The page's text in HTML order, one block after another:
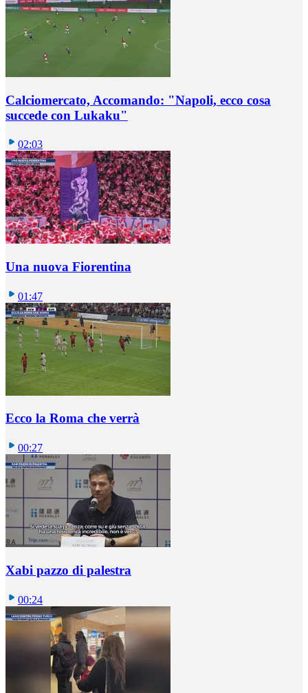
Calciomercato, Accomando: "Napoli, ecco cosa
succede con Lukaku"
02:03
Una nuova Fiorentina
01:47
Ecco la Roma che verrà
00:27
Xabi pazzo di palestra
00:24